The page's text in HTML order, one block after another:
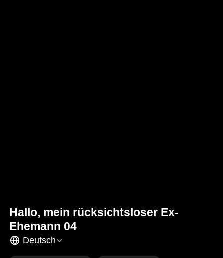
Hallo, mein rücksichtsloser Ex-
Ehemann 04
Deutsch